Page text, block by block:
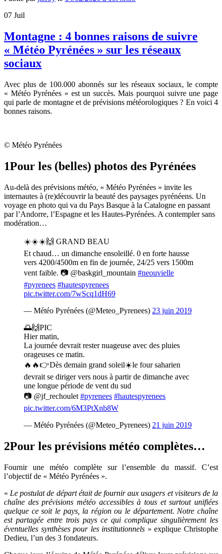
07 Juil
Montagne : 4 bonnes raisons de suivre
« Météo Pyrénées » sur les réseaux
sociaux
Avec plus de 100.000 abonnés sur les réseaux sociaux, le compte
« Météo Pyrénées » est un succès. Mais pourquoi suivre une page
qui parle de montagne et de prévisions météorologiques ? En voici 4
bonnes raisons.
© Météo Pyrénées
1Pour les (belles) photos des Pyrénées
Au-delà des prévisions météo, « Météo Pyrénées » invite les
internautes à (re)découvrir la beauté des paysages pyrénéens. Un
voyage en photo qui va du Pays Basque à la Catalogne en passant
par l’Andorre, l’Espagne et les Hautes-Pyrénées. A contempler sans
modération…
☀️☀️☀️🙌 GRAND BEAU
Et chaud… un dimanche ensoleillé. 0 en forte hausse
vers 4200/4500m en fin de journée, 24/25 vers 1500m
vent faible. 📷 @baskgirl_mountain #neouvielle
#pyrenees #hautespyrenees
pic.twitter.com/7wScq1dH69
— Météo Pyrénées (@Meteo_Pyrenees) 23 juin 2019
🌅🙌PIC
Hier matin,
La journée devrait rester nuageuse avec des pluies
orageuses ce matin.
🔥🔥👉Dès demain grand soleil☀️le four saharien
devrait se diriger vers nous à partir de dimanche avec
une longue période de vent du sud
📷 @jf_rechoulet #pyrenees #hautespyrenees
pic.twitter.com/6M3PtXnb8W
— Météo Pyrénées (@Meteo_Pyrenees) 21 juin 2019
2Pour les prévisions météo complètes…
Fournir une météo complète sur l’ensemble du massif. C’est
l’objectif de « Météo Pyrénées ».
« Le postulat de départ était de fournir aux usagers et visiteurs de la
chaîne des prévisions météo accessibles à tous et surtout unifiées
quelque ce soit le pays, la région ou le département. Notre chaîne
est partagée entre trois pays ce qui complique singulièrement les
éventuelles synthèses pour les institutionnels » explique Christophe
Dedieu, l’un des 3 fondateurs.